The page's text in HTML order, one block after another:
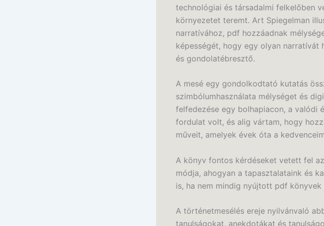
technológiai és társadalmi felkelőben
környezetet teremt. Art Spiegelman
narratívához, pdf hozzáadnak
képességét, hogy egy olyan
és gondolatébresztő.
A mesé egy gondolkodtató kutatás
szimbólumhasználata mélységet és
felfedezése egy bolhapiacon, a valódi
fordulat volt, és alig vártam, hogy
műveit, amelyek évek óta a
A könyv fontos kérdéseket vetett fel
módja, ahogyan a tapasztalataink és
is, ha nem mindig nyújtott pdf
A történetmesélés ereje nyilvánvaló
tanulságokat, anekdotákat és